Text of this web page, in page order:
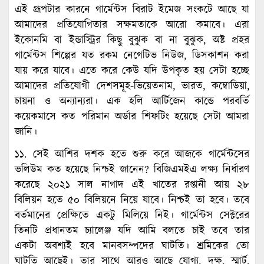
এই গ্রূপটার কারনে গার্মেন্টস বিরাট ইমেজ সংকটে আছে যা
আমাদের প্রতিযোগিতার সক্ষমতাকে আরো কমাবে। এরা
ইকোনমি বা ইন্ডাস্ট্রির কিছু বুঝুক বা না বুঝুক, অষ্ট প্রহর
গার্মেন্টস শিল্পের যত রকম নেগেটিভ নিউজ, ডিসকাশন করা
যায় করে যাবে। এতে করে কেউ যদি উপকৃত হয় সেটা হচ্ছে
আমাদের প্রতিযোগী দেশসমূহ-ভিয়েতনাম, ভারত, কম্বোডিয়া,
চায়না ও অন্যান্যরা। এক হলি আর্টিজেন কান্ডে পরবর্তি
কয়েকমাসে কত পরিমান অর্ডার শিফটিং হয়েছে সেটা আমরা
জানি।
১১. সেই আশির দশক হতে শুরু করে আজকে গার্মেন্টসের
ভলিউম কত হয়েছে নিশ্চই জানেন? বিজিএমইএ লক্ষ্য নির্ধারণ
করেছে ২০২১ সাল নাগাদ এই খাতের রপ্তানী আয় ২৮
বিলিয়ন হতে ৫০ বিলিয়নে নিয়ে যাবে। নিশ্চই তা হবে। তবে
বর্তমানের প্রেক্ষিতে একটু মিলিয়ে নিই। গার্মেন্টস সেক্টরের
তিনটি প্রধানতম চ্যালেঞ্জ যদি আমি বলতে চাই তবে তার
একটা অবশ্যই হবে মানবসম্পদের ঘাটতি। শ্রমিকের তো